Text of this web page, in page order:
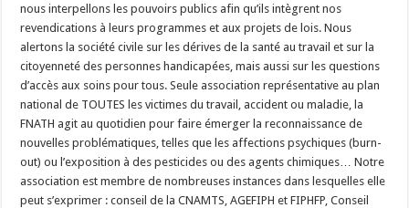
nous interpellons les pouvoirs publics afin qu’ils intègrent nos
revendications à leurs programmes et aux projets de lois. Nous
alertons la société civile sur les dérives de la santé au travail et sur la
citoyenneté des personnes handicapées, mais aussi sur les questions
d’accès aux soins pour tous. Seule association représentative au plan
national de TOUTES les victimes du travail, accident ou maladie, la
FNATH agit au quotidien pour faire émerger la reconnaissance de
nouvelles problématiques, telles que les affections psychiques (burn-
out) ou l’exposition à des pesticides ou des agents chimiques… Notre
association est membre de nombreuses instances dans lesquelles elle
peut s’exprimer : conseil de la CNAMTS, AGEFIPH et FIPHFP, Conseil